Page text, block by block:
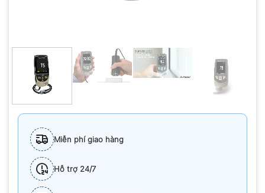
Miễn phí giao hàng
Hỗ trợ 24/7